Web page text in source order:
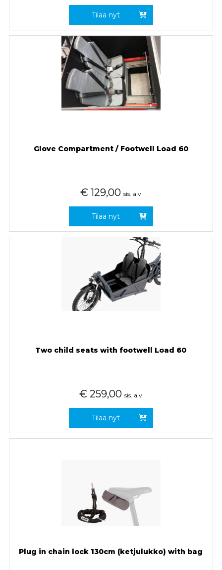
Tilaa nyt
Glove Compartment / Footwell Load 60
€ 129,00 sis. alv
Tilaa nyt
Two child seats with footwell Load 60
€ 259,00 sis. alv
Tilaa nyt
Plug in chain lock 130cm (ketjulukko) with bag